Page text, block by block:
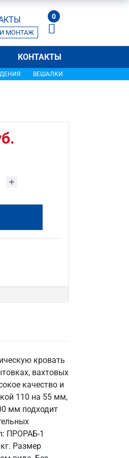
МОНТАЖ
0
КОНТАКТЫ
ВЕШАЛКИ
кровать
вахтовых
качество и
110 на 55 мм,
мм подходит
ПРОРАБ-1
Размер